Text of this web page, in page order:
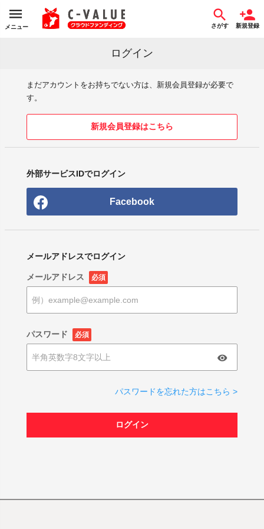
メニュー さがす 新規登録
ログイン
まだアカウントをお持ちでない方は、新規会員登録が必要で
す。
新規会員登録はこちら
外部サービスIDでログイン
Facebook
メールアドレスでログイン
メールアドレス 必須
パスワード 必須
パスワードを忘れた方はこちら >
ログイン